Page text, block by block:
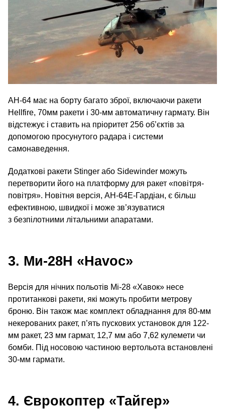
AH-64 має на борту багато зброї, включаючи ракети
Hellfire, 70мм ракети і 30-мм автоматичну гармату. Він
відстежує і ставить на пріоритет 256 об’єктів за
допомогою просунутого радара і системи
самонаведення.
Додаткові ракети Stinger або Sidewinder можуть
перетворити його на платформу для ракет «повітря-
повітря». Новітня версія, AH-64E-Гардіан, є більш
ефективною, швидкої і може зв’язуватися
з безпілотними літальними апаратами.
3. Ми-28Н «Havoc»
Версія для нічних польотів Мі-28 «Хавок» несе
протитанкові ракети, які можуть пробити метрову
броню. Він також має комплект обладнання для 80-мм
некерованих ракет, п’ять пускових установок для 122-
мм ракет, 23 мм гармат, 12,7 мм або 7,62 кулемети чи
бомби. Під носовою частиною вертольота встановлені
30-мм гармати.
4. Єврокоптер «Тайгер»